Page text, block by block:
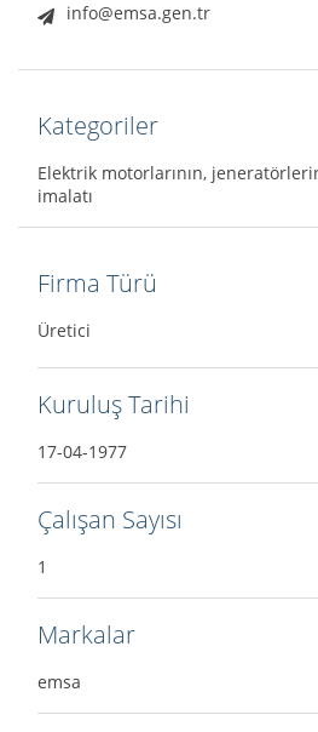
info@emsa.gen.tr
Kategoriler
Elektrik motorlarının,
imalatı
Firma Türü
Üretici
Kuruluş Tarihi
17-04-1977
Çalışan Sayısı
1
Markalar
emsa